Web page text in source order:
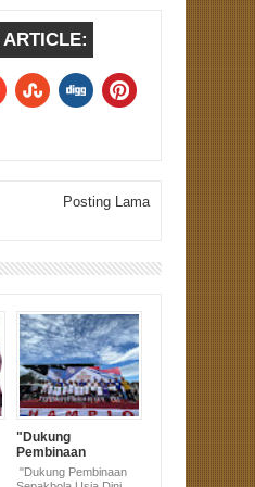
Posting Lama
"Dukung
Pembinaan
Sepakbola Usia
Dini, Herizal Putera
"Dukung Pembinaan